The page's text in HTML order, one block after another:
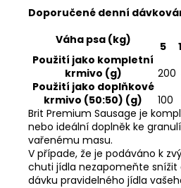
Doporučené denní
Váha psa (kg)
5
Použití jako kompletní
krmivo (g)
200
Použití jako doplňkové
krmivo (50:50) (g)
100
Brit Premium Sausage je
nebo ideální doplněk ke
vařenému masu.
V případe, že je podáváno k
chuti jídla nezapomeňte
dávku pravidelného jídla